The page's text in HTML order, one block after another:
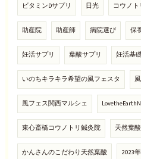
ビタミンDサプリ 日光 コウノ
助産院 助産師 病院選び 保
妊活サプリ 葉酸サプリ 妊活基
いのちキラキラ希望の風フェスタ
風フェス関西マルシェ
東心斎橋コウノトリ鍼灸院 天然葉酸
かんさんのこだわり天然葉酸 2023年